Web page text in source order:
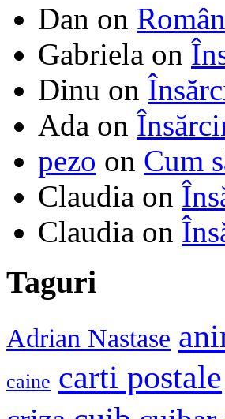
Dan on
Gabriela on
Dinu on
Ada on
pezo on Cum
Claudia on
Claudia on
Taguri
Adrian Nastase
caine carti postale